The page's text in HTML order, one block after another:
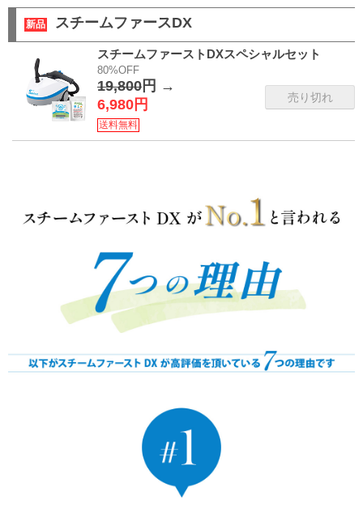
新品 スチームファースDX
スチームファーストDXスペシャルセット
80%OFF
19,800 円 →
6,980円
送料無料
売り切れ